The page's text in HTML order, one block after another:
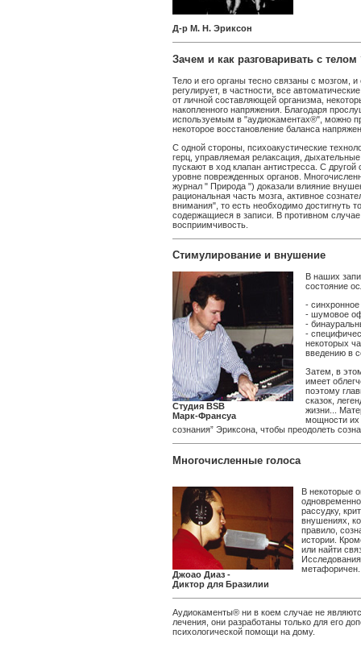
Д-р M. H. Эриксон
Зачем и как разговаривать с телом
Тело и его органы тесно связаны с мозгом,
регулирует, в частности, все
от личной составляющей организма,
накопленного напряжения. Благодаря
используемым в "аудиокаментах®", можно
некоторое восстановление баланса
С одной стороны, психоакустические
герц, управляемая релаксация,
пускают в ход клапан антистресса. С
уровне поврежденных органов.
журнал " Природа ") доказали влияние
рациональная часть мозга, активное
внимания", то есть необходимо достигнуть
содержащиеся в записи. В противном
восприимчивость.
Стимулирование и внушение
Студия BSB
Марк-Франсуа
В наших
состояние
-
- шумовое
-
-
некоторых
введению в
Затем, в
имеет
поэтому
сказок,
жизни...
мощности их
сознания” Эриксона, чтобы преодолеть
Многочисленные голоса
Джоао Диаз -
Диктор для Бразилии
В некоторые
рассудку,
внушениях,
правило,
истории.
или найти
метафоричен.
Аудиокаменты® ни в коем случае не
лечения, они разработаны только для его
психологической помощи на дому.